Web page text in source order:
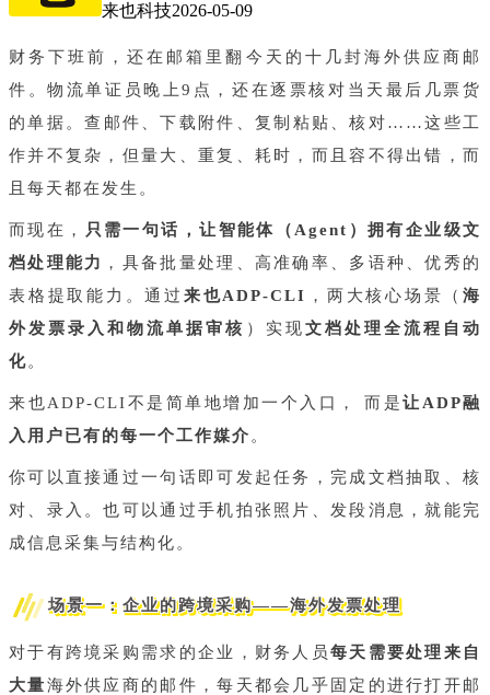
来也科技2026-05-09
财务下班前，还在邮箱里翻今天的十几封海外供应商邮
件。物流单证员晚上9点，还在逐票核对当天最后几票货
的单据。查邮件、下载附件、复制粘贴、核对……这些工
作并不复杂，但量大、重复、耗时，而且容不得出错，而
且每天都在发生。
而现在， 只需一句话，让智能体（Agent）拥有企业级文
档处理能力 ，具备批量处理、高准确率、多语种、优秀的
表格提取能力。通过 来也ADP-CLI ，两大核心场景（ 海
外发票录入和物流单据审核 ）实现文档处理全流程自动
化。
来也ADP-CLI不是简单地增加一个入口， 而是让ADP融
入用户已有的每一个工作媒介。
你可以直接通过一句话即可发起任务，完成文档抽取、核
对、录入。也可以通过手机拍张照片、发段消息，就能完
成信息采集与结构化。
场景一：企业的跨境采购——海外发票处理
对于有跨境采购需求的企业，财务人员每天需要处理来自
大量海外供应商的邮件，每天都会几乎固定的进行打开邮